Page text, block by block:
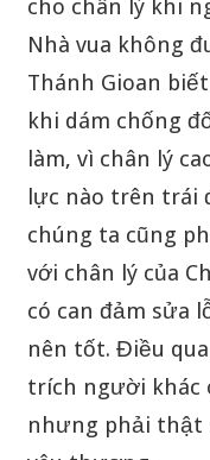
cho chân lý khi
Nhà vua không
Thánh Gioan
khi dám chống
làm, vì chân lý
lực nào trên trái
chúng ta cũng
với chân lý của
có can đảm sửa
nên tốt. Điều
trích người khác
nhưng phải thật